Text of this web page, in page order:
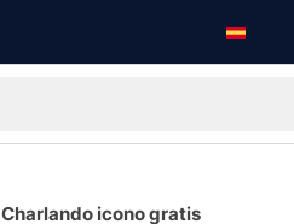
Charlando icono gratis